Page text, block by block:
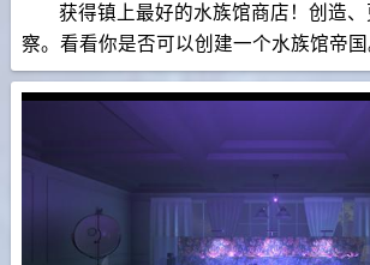
获得镇上最好的水族馆商店！创造
察。看看你是否可以创建一个水族馆帝国